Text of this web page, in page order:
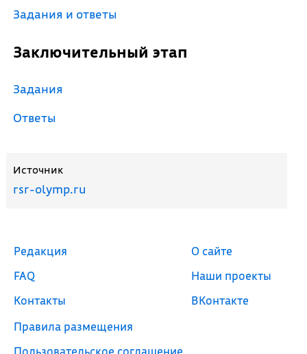
Задания и ответы
Заключительный этап
Задания
Ответы
Источник
rsr-olymp.ru
Редакция
FAQ
Контакты
Правила размещения
Пользовательское соглашение
О сайте
Наши проекты
ВКонтакте